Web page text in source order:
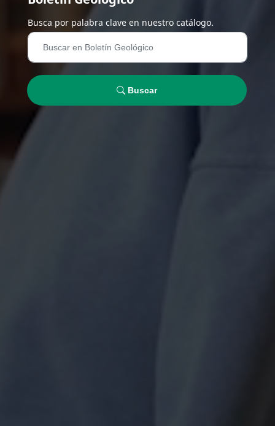
Busca por palabra clave en nuestro catálogo.
Buscar